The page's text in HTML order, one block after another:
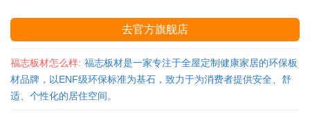
去官方旗舰店
福志板材怎么样: 福志板材是一家专注于全屋定制健康家居的环保板
材品牌，以ENF级环保标准为基石，致力于为消费者提供安全、舒
适、个性化的居住空间。